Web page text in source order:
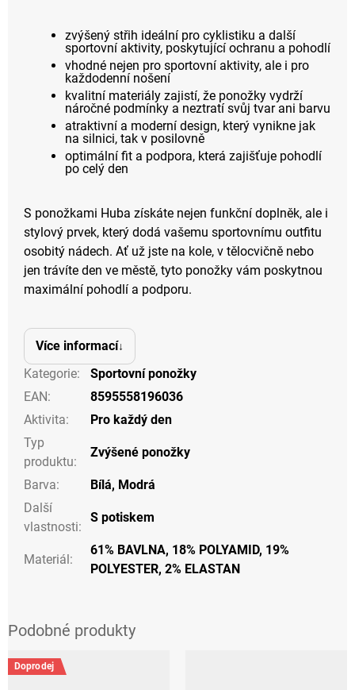
zvýšený střih ideální pro cyklistiku a další
sportovní aktivity, poskytující ochranu a pohodlí
vhodné nejen pro sportovní aktivity, ale i pro
každodenní nošení
kvalitní materiály zajistí, že ponožky vydrží
náročné podmínky a neztratí svůj tvar ani barvu
atraktivní a moderní design, který vynikne jak
na silnici, tak v posilovně
optimální fit a podpora, která zajišťuje pohodlí
po celý den
S ponožkami Huba získáte nejen funkční doplněk, ale i
stylový prvek, který dodá vašemu sportovnímu outfitu
osobitý nádech. Ať už jste na kole, v tělocvičně nebo
jen trávíte den ve městě, tyto ponožky vám poskytnou
maximální pohodlí a podporu.
Více informací
Kategorie:
Sportovní ponožky
EAN:
8595558196036
Aktivita:
Pro každý den
Typ
produktu:
Zvýšené ponožky
Barva: Bílá, Modrá
Další
vlastnosti:
S potiskem
Materiál:
61% BAVLNA, 18% POLYAMID, 19%
POLYESTER, 2% ELASTAN
Doprodej